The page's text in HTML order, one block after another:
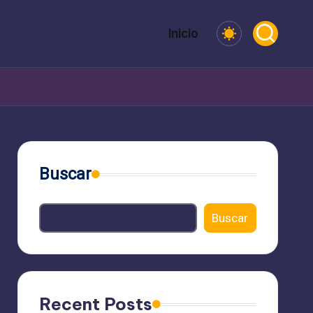
Inicio
Buscar
Buscar
Recent Posts